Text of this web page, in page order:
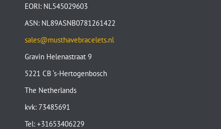
EORI: NL545029603
ASN: NL89ASNB0781261422
sales@musthavebracelets.nl
Gravin Helenastraat 9
5221 CB ‘s-Hertogenbosch
The Netherlands
kvk: 73485691
Tel: +31653406229